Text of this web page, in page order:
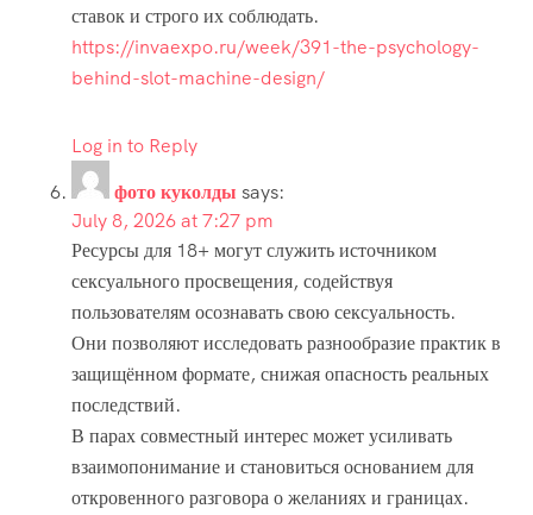
ставок и строго их соблюдать.
https://invaexpo.ru/week/391-the-psychology-
behind-slot-machine-design/
Log in to Reply
фото куколды says:
July 8, 2026 at 7:27 pm
Ресурсы для 18+ могут служить источником
сексуального просвещения, содействуя
пользователям осознавать свою сексуальность.
Они позволяют исследовать разнообразие практик в
защищённом формате, снижая опасность реальных
последствий.
В парах совместный интерес может усиливать
взаимопонимание и становиться основанием для
откровенного разговора о желаниях и границах.